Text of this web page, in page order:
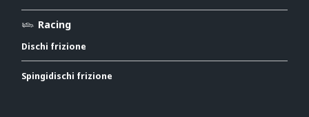
Racing
Dischi frizione
Spingidischi frizione